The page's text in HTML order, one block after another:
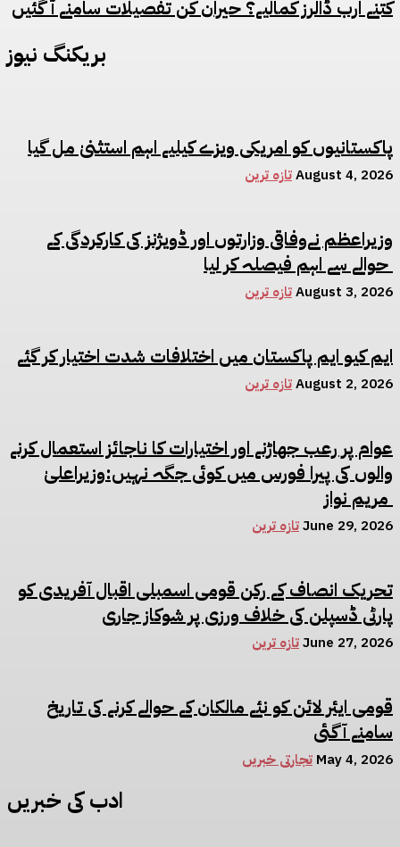
کتنے ارب ڈالرز کمالیے؟ حیران کن تفصیلات سامنے آ گئیں
بریکنگ نیوز
پاکستانیوں کو امریکی ویزے کیلیے اہم استثنیٰ مل گیا
تازہ ترینAugust 4, 2026
وزیراعظم نےوفاقی وزارتوں اور ڈویژنز کی کارکردگی کے
حوالے سے اہم فیصلہ کر لیا
تازہ ترینAugust 3, 2026
ایم کیو ایم پاکستان میں اختلافات شدت اختیار کر گئے
تازہ ترینAugust 2, 2026
عوام پر رعب جھاڑنے اور اختیارات کا ناجائز استعمال کرنے
والوں کی پیرا فورس میں کوئی جگہ نہیں:وزیراعلیٰ
مریم نواز
تازہ ترینJune 29, 2026
تحریک انصاف کے رکن قومی اسمبلی اقبال آفریدی کو
پارٹی ڈسپلن کی خلاف ورزی پر شوکاز جاری
تازہ ترینJune 27, 2026
قومی ایئر لائن کو نئے مالکان کے حوالے کرنے کی تاریخ
سامنے آگئی
تجارتی خبریں May 4, 2026
ادب کی خبریں